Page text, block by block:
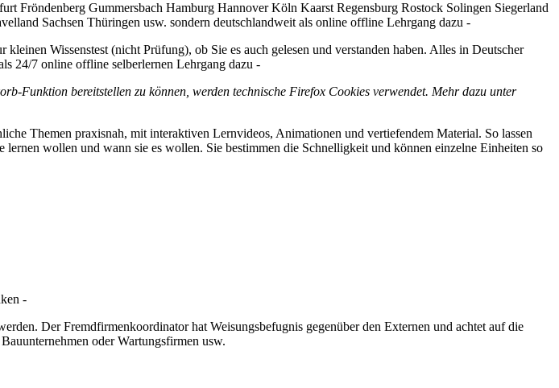
Fröndenberg Gummersbach Hamburg Hannover Köln Kaarst Regensburg Rostock Solingen Siegerland
Sachsen Thüringen usw. sondern deutschlandweit als online offline Lehrgang dazu -
kleinen Wissenstest (nicht Prüfung), ob Sie es auch gelesen und verstanden haben. Alles in Deutscher
24/7 online offline selberlernen Lehrgang dazu -
Funktion bereitstellen zu können, werden technische Firefox Cookies verwendet. Mehr dazu unter
Themen praxisnah, mit interaktiven Lernvideos, Animationen und vertiefendem Material. So lassen
wollen und wann sie es wollen. Sie bestimmen die Schnelligkeit und können einzelne Einheiten so
-
Der Fremdfirmenkoordinator hat Weisungsbefugnis gegenüber den Externen und achtet auf die
oder Wartungsfirmen usw.